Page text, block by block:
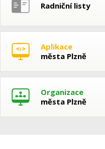
Radniční listy
Aplikace
města Plzně
Organizace
města Plzně